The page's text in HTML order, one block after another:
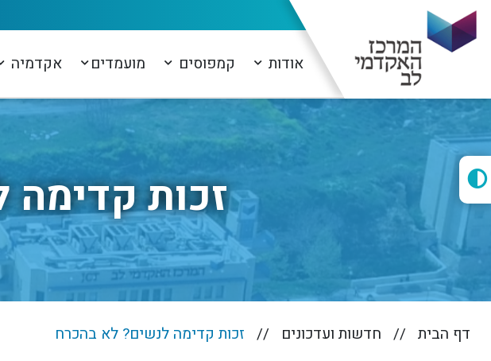
אודות קמפוסים מועמדים אקדמיה
זכות
דף הבית חדשות ועדכונים זכות קדימה לנשים? לא בהכרח